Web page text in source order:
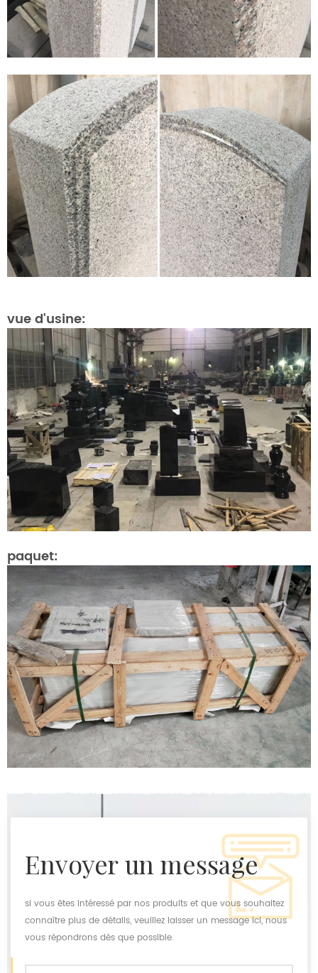
vue d'usine:
paquet:
envoyer un message
si vous êtes intéressé par nos produits et que vous souhaitez
connaître plus de détails, veuillez laisser un message ici, nous
vous répondrons dès que possible.